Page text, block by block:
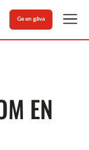
Ge en gåva
EN